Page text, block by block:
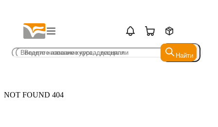
Найти
Найти
NOT FOUND 404